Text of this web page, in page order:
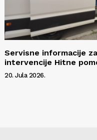
Servisne informacije
intervencije Hitne
20. Jula 2026.